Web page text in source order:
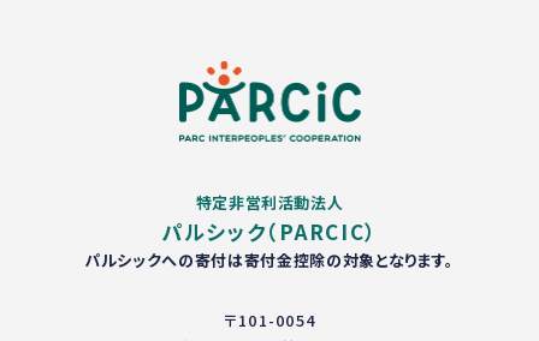
特定非営利活動法人
パルシック（PARCIC）
パルシックへの寄付は寄付金控除の対象となります。
〒101-0054